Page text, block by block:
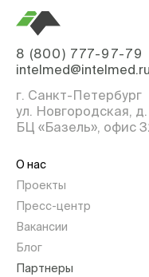
8 (800) 777-97-79
intelmed@intelmed.ru
г. Санкт-Петербург
ул. Новгородская,
БЦ «Базель», офис
О нас
Проекты
Пресс-центр
Вакансии
Блог
Партнеры